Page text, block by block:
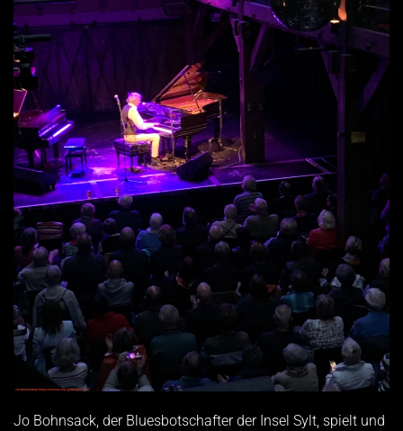
Jo Bohnsack, der Bluesbotschafter der Insel Sylt, spielt und